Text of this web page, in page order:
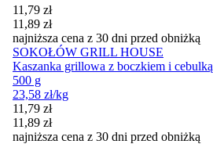
Cena promocyjna
11,79 zł
11,89 zł
najniższa cena z 30 dni przed obniżką
SOKOŁÓW GRILL HOUSE
Kaszanka grillowa z boczkiem i cebulką
500 g
23,58 zł/kg
Cena promocyjna
11,79 zł
11,89 zł
najniższa cena z 30 dni przed obniżką